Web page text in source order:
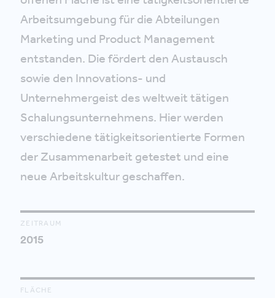
Arbeitsumgebung für die Abteilungen
Marketing und Product Management
entstanden. Die fördert den Austausch
sowie den Innovations- und
Unternehmergeist des weltweit tätigen
Schalungsunternehmens. Hier werden
verschiedene tätigkeitsorientierte Formen
der Zusammenarbeit getestet und eine
neue Arbeitskultur geschaffen.
ZEITRAUM
2015
FLÄCHE